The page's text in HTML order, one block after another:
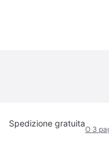
Spedizione gratuita
O 3